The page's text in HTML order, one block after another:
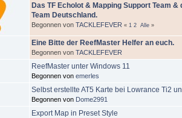
Das TF Echolot & Mapping Support Team
Team Deutschland.
Begonnen von TACKLEFEVER « 1 2 Alle»
Eine Bitte der ReefMaster Helfer an euch.
Begonnen von TACKLEFEVER
ReefMaster unter Windows 11
Begonnen von emerles
Selbst erstellte AT5 Karte bei Lowrance Ti2
Begonnen von Dome2991
Export Map in Preset Style